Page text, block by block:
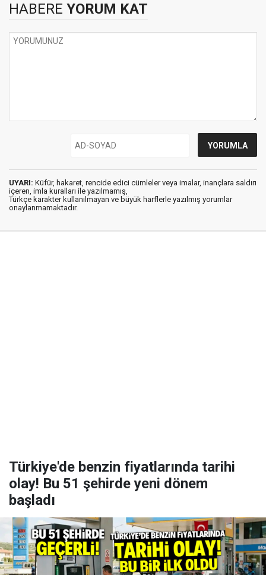
HABERE YORUM KAT
UYARI: Küfür, hakaret, rencide edici cümleler veya imalar, inançlara saldırı
içeren, imla kuralları ile yazılmamış,
Türkçe karakter kullanılmayan ve büyük harflerle yazılmış yorumlar
onaylanmamaktadır.
Türkiye'de benzin fiyatlarında tarihi
olay! Bu 51 şehirde yeni dönem
başladı